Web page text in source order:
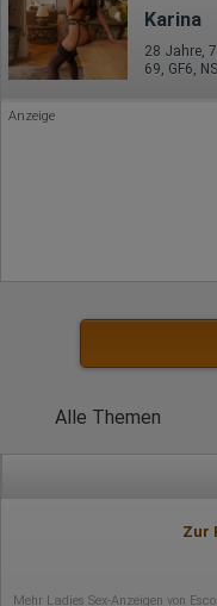
Ort der Verarbeitung:
Europäische Union
Rechtliche Grundlage
Art. 6 Abs. 1 S. 1 lit. a
Karina
28 Jahre,
Anzeige
Alle Themen
Zur
Mehr Ladies Sex-Anzeigen von